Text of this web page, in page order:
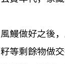
風鰻做好之後
籽等剩餘物做